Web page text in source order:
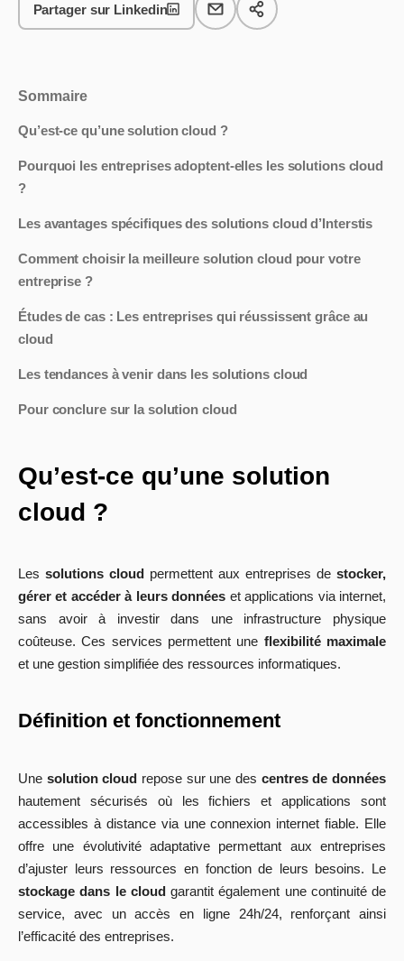
Partager sur Linkedin
Sommaire
Qu’est-ce qu’une solution cloud ?
Pourquoi les entreprises adoptent-elles les solutions cloud
?
Les avantages spécifiques des solutions cloud d’Interstis
Comment choisir la meilleure solution cloud pour votre
entreprise ?
Études de cas : Les entreprises qui réussissent grâce au
cloud
Les tendances à venir dans les solutions cloud
Pour conclure sur la solution cloud
Qu’est-ce qu’une solution
cloud ?
Les solutions cloud permettent aux entreprises de stocker,
gérer et accéder à leurs données et applications via internet,
sans avoir à investir dans une infrastructure physique
coûteuse. Ces services permettent une flexibilité maximale
et une gestion simplifiée des ressources informatiques.
Définition et fonctionnement
Une solution cloud repose sur une des centres de données
hautement sécurisés où les fichiers et applications sont
accessibles à distance via une connexion internet fiable. Elle
offre une évolutivité adaptative permettant aux entreprises
d’ajuster leurs ressources en fonction de leurs besoins. Le
stockage dans le cloudgarantit également une continuité de
service, avec un accès en ligne 24h/24, renforçant ainsi
l’efficacité des entreprises.